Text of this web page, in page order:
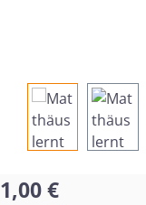
Regulärer Preis:
1,00 €